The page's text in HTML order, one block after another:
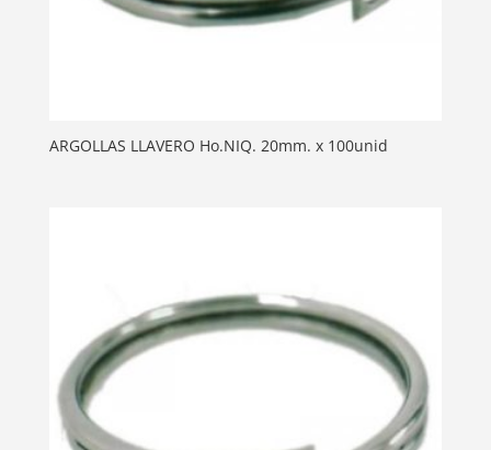
ARGOLLAS LLAVERO Ho.NIQ. 20mm. x 100unid